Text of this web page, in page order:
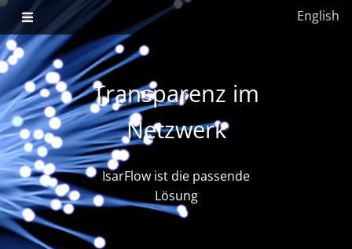
English
Transparenz im
Netzwerk
IsarFlow ist die passende
Lösung